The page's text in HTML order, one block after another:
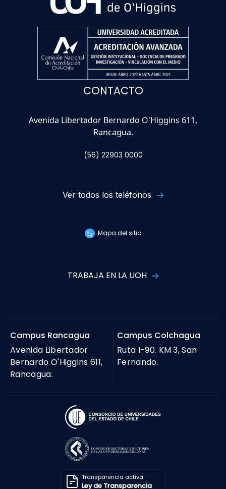
CONTACTO
Avenida Libertador Bernardo O'Higgins 611,
Rancagua.
(56) 22903 0000
Ver todos los teléfonos
Mapa del sitio
TRABAJA EN LA UOH
Campus Rancagua
Avenida Libertador
Bernardo O'Higgins 611,
Rancagua.
Campus Colchagua
Ruta I-90. KM 3, San
Fernando.
Transparencia activa
Ley de Transparencia